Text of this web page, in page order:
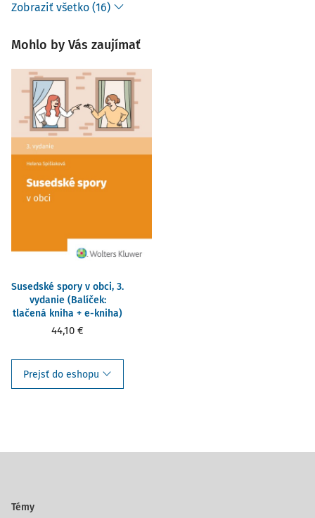
Zobraziť všetko (16)
Mohlo by Vás zaujímať
Susedské spory v obci, 3.
vydanie (Balíček:
tlačená kniha + e-kniha)
44,10 €
Prejsť do eshopu
Témy